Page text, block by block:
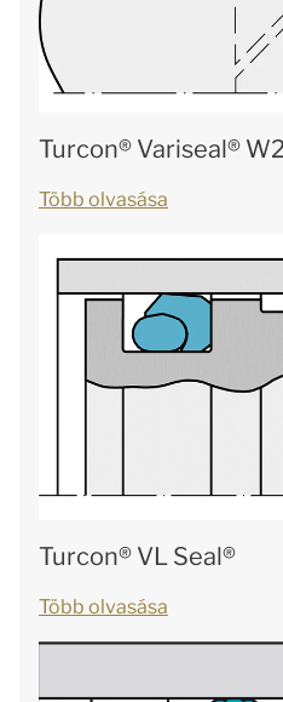
Turcon® Variseal® W2
Több olvasása
Turcon® VL Seal®
Több olvasása